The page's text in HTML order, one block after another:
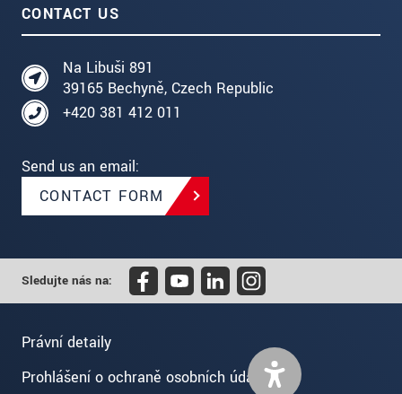
CONTACT US
Na Libuši 891
39165 Bechyně, Czech Republic
+420 381 412 011
Send us an email:
CONTACT FORM
Sledujte nás na:
Právní detaily
Prohlášení o ochraně osobních údajů